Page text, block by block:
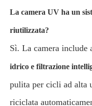
La camera UV ha un
riutilizzata?
Sì. La camera include
idrico e filtrazione
pulita per cicli ad alta
riciclata